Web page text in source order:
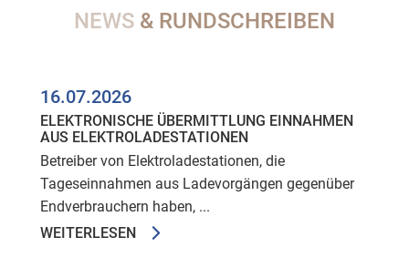
NEWS & RUNDSCHREIBEN
16.07.2026
ELEKTRONISCHE ÜBERMITTLUNG EINNAHMEN
AUS ELEKTROLADESTATIONEN
Betreiber von Elektroladestationen, die
Tageseinnahmen aus Ladevorgängen gegenüber
Endverbrauchern haben, ...
WEITERLESEN